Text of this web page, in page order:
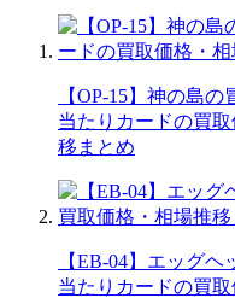
【OP-15】神の島の
当たりカードの買
移まとめ
【EB-04】エッグヘ
当たりカードの買